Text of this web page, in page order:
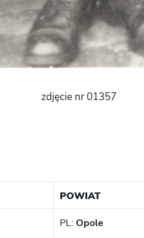
zdjęcie nr 01357
POWIAT
PL: Opole